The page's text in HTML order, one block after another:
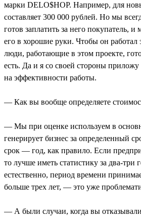
марки DELO$HOP. Например, для
составляет 300 000 рублей. Но мы
готов заплатить за него покупатель,
его в хорошие руки. Чтобы он
люди, работающие в этом проекте,
есть. Да и я со своей стороны приложу
на эффективности работы.
— Как вы вообще определяете
— Мы при оценке используем в
генерирует бизнес за определенный
срок — год, как правило. Если
то лучше иметь статистику за два-
естественно, период времени
больше трех лет, — это уже
— А были случаи, когда вы